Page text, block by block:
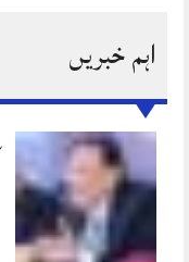
اہم خبریں